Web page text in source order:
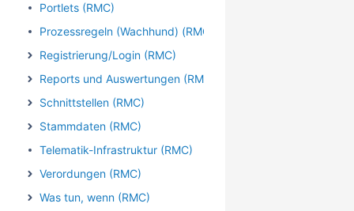
Portlets (RMC)
Prozessregeln (Wachhund) (RMC)
Registrierung/Login (RMC)
Reports und Auswertungen (RMC)
Schnittstellen (RMC)
Stammdaten (RMC)
Telematik-Infrastruktur (RMC)
Verordungen (RMC)
Was tun, wenn (RMC)